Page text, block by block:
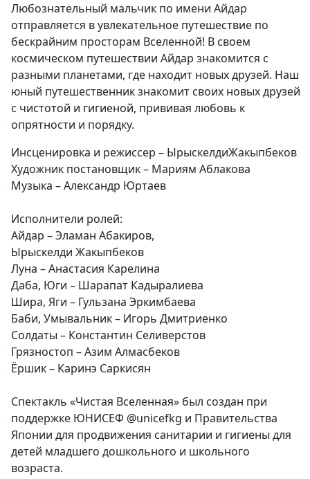
Любознательный мальчик по имени Айдар
отправляется в увлекательное путешествие по
бескрайним просторам Вселенной! В своем
космическом путешествии Айдар знакомится с
разными планетами, где находит новых друзей. Наш
юный путешественник знакомит своих новых друзей
с чистотой и гигиеной, прививая любовь к
опрятности и порядку.
Инсценировка и режиссер – ЫрыскелдиЖакыпбеков
Художник постановщик – Мариям Аблакова
Музыка – Александр Юртаев
Исполнители ролей:
Айдар – Эламан Абакиров,
Ырыскелди Жакыпбеков
Луна – Анастасия Карелина
Даба, Юги – Шарапат Кадыралиева
Шира, Яги – Гульзана Эркимбаева
Баби, Умывальник – Игорь Дмитриенко
Солдаты – Константин Селиверстов
Грязностоп – Азим Алмасбеков
Ёршик – Каринэ Саркисян
Спектакль «Чистая Вселенная» был создан при
поддержке ЮНИСЕФ @unicefkg и Правительства
Японии для продвижения санитарии и гигиены для
детей младшего дошкольного и школьного
возраста.